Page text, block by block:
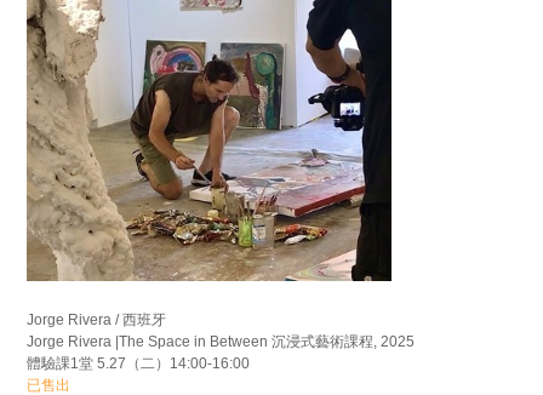
Jorge Rivera / 西班牙
Jorge Rivera |The Space in Between 沉浸式藝術課程, 2025
體驗課1堂 5.27（二）14:00-16:00
已售出